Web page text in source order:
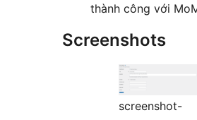
thành công với
Screenshots
screenshot-